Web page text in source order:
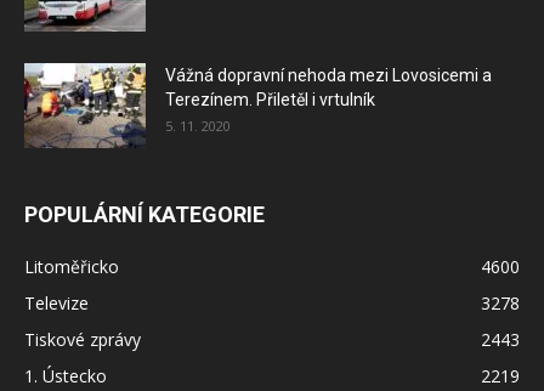
Vážná dopravní nehoda mezi Lovosicemi a
Terezínem. Přiletěl i vrtulník
5. 11. 2020
POPULÁRNÍ KATEGORIE
Litoměřicko
4600
Televize
3278
Tiskové zprávy
2443
1. Ústecko
2219